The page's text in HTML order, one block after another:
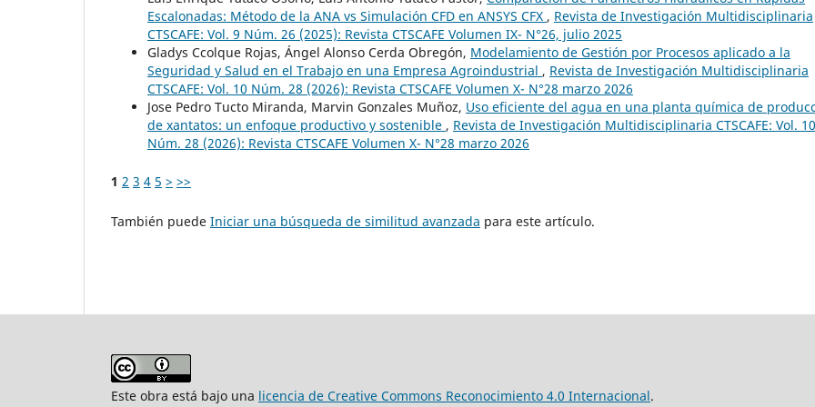
Escalonadas: Método de la ANA vs Simulación CFD en ANSYS CFX , Revista de Investigación Multidisciplinaria
CTSCAFE: Vol. 9 Núm. 26 (2025): Revista CTSCAFE Volumen IX- N°26, julio 2025
Gladys Ccolque Rojas, Ángel Alonso Cerda Obregón, Modelamiento de Gestión por Procesos aplicado a la
Seguridad y Salud en el Trabajo en una Empresa Agroindustrial , Revista de Investigación Multidisciplinaria
CTSCAFE: Vol. 10 Núm. 28 (2026): Revista CTSCAFE Volumen X- N°28 marzo 2026
Jose Pedro Tucto Miranda, Marvin Gonzales Muñoz, Uso eficiente del agua en una planta química de
de xantatos: un enfoque productivo y sostenible , Revista de Investigación Multidisciplinaria CTSCAFE: Vol. 10
Núm. 28 (2026): Revista CTSCAFE Volumen X- N°28 marzo 2026
1 2 3 4 5 > >>
También puede Iniciar una búsqueda de similitud avanzada para este artículo.
Este obra está bajo una licencia de Creative Commons Reconocimiento 4.0 Internacional.